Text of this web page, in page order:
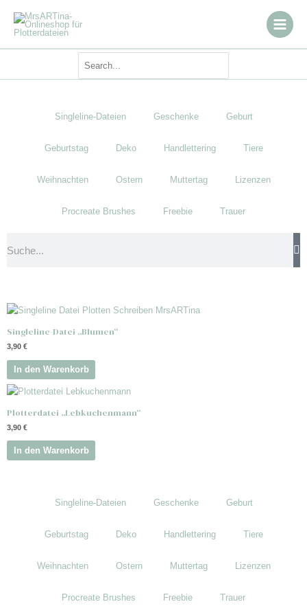
Inhalt
springen
for:
Singleline-Dateien Geschenke Geburt
Geburtstag Deko Handlettering Tiere
Weihnachten Ostern Muttertag Lizenzen
Procreate Brushes Freebie Trauer
Singleline-Datei „Blumen“
3,90 €
In den Warenkorb
Plotterdatei „Lebkuchenmann“
3,90 €
In den Warenkorb
Singleline-Dateien Geschenke Geburt
Geburtstag Deko Handlettering Tiere
Weihnachten Ostern Muttertag Lizenzen
Procreate Brushes Freebie Trauer